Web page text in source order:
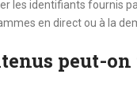
les identifiants fournis
en direct ou à la
peut-